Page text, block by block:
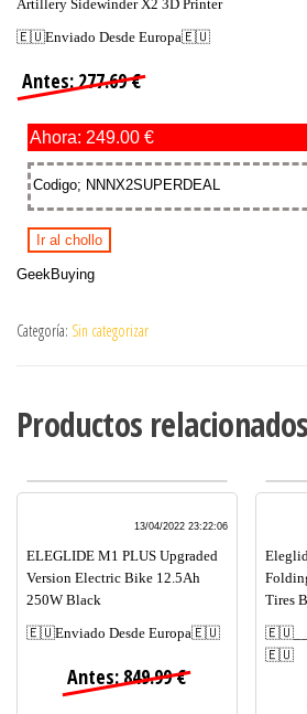
Artillery Sidewinder X2 3D Printer
🇪🇺Enviado Desde Europa🇪🇺
Antes: 277.69 €
Ahora: 249.00 €
Codigo; NNNX2SUPERDEAL
Ir al chollo
GeekBuying
Categoría: Sin categorizar
Productos relacionados
13/04/2022 23:22:06
ELEGLIDE M1 PLUS Upgraded
Version Electric Bike 12.5Ah
250W Black
🇪🇺Enviado Desde Europa🇪🇺
Antes: 849.99 €
Tires
🇪🇺